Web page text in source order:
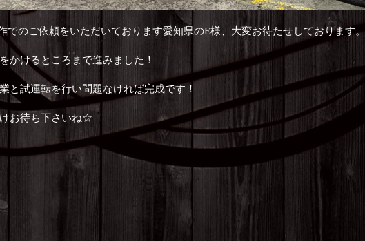
でのご依頼をいただいております愛知県のE様、大変お待たせしております。
かけるところまで進みました！
と試運転を行い問題なければ完成です！
お待ち下さいね☆